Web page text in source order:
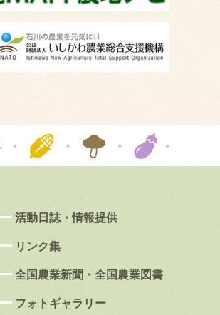
活動日誌・情報提供
リンク集
全国農業新聞・全国農業図書
フォトギャラリー